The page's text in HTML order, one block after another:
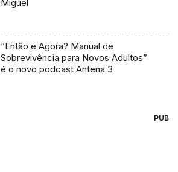
Miguel
“Então e Agora? Manual de
Sobrevivência para Novos Adultos”
é o novo podcast Antena 3
PUB